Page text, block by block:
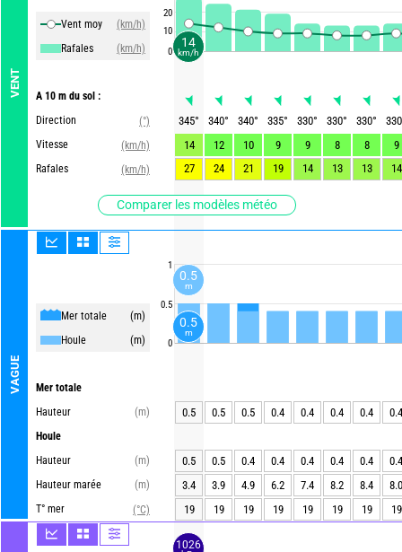
VENT
Vent moy
(km/h)
Rafales
(km/h)
A 10 m du sol :
Direction
(°)
Vitesse
(km/h)
Rafales
(km/h)
Comparer les modèles météo
VAGUE
Mer totale
(m)
Houle
(m)
Mer totale
Hauteur
(m)
Houle
Hauteur
(m)
Hauteur marée
(m)
T° mer
(°C)
20
10
0
1
0.5
0
345° 340° 340° 335° 330° 330° 330°
330
14
12 10 9 9 8 8
9
27
24 21 19 14 13 13 14
0.5 0.5 0.5 0.4 0.4 0.4 0.4 0.4
0.5 0.5 0.4 0.4 0.4 0.4 0.4
0.4
3.4
3.9 4.9 6.2 7.4 8.2 8.4
8.0
19
19 19 19 19 19 19 19
14
km/h
0.5
m
0.5
m
1026